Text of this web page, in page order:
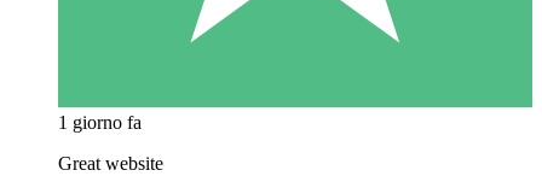
1 giorno fa
Great website